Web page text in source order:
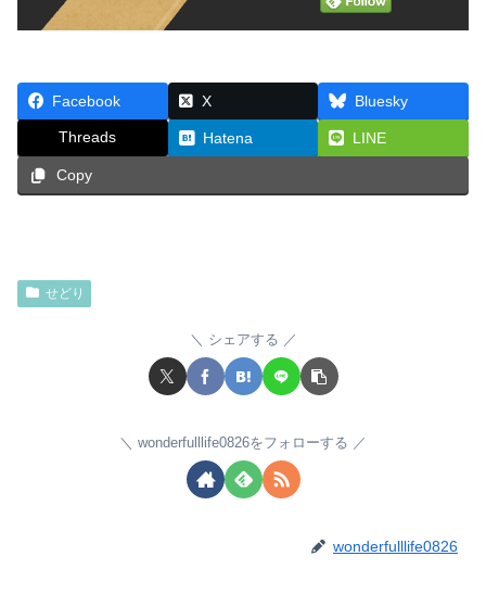
Facebook X Bluesky
Threads Hatena LINE
Copy
せどり
シェアする
wonderfulllife0826をフォローする
wonderfulllife0826